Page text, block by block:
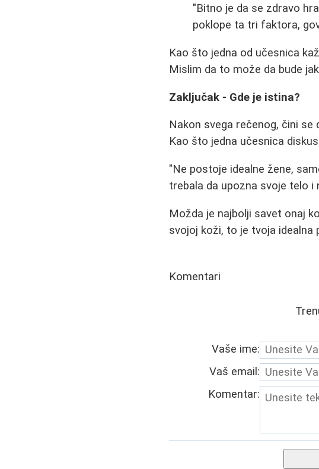
"Bitno je da se zdravo
poklope ta tri faktora,
Kao što jedna od učesnica
Mislim da to može da bude
Zaključak - Gde je istina?
Nakon svega rečenog, čini
Kao što jedna učesnica
"Ne postoje idealne žene,
trebala da upozna svoje telo i
Možda je najbolji savet onaj
svojoj koži, to je tvoja idealna
Komentari
Vaše ime:
Vaš email:
Komentar: